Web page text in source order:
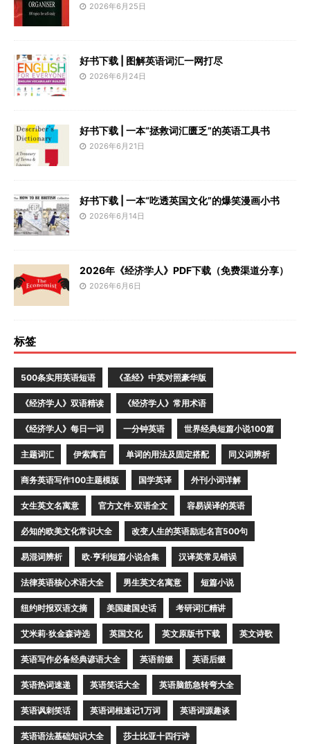
2026年6月25日
好书下载 | 图解英语词汇一网打尽
2026年6月24日
好书下载 | 一本“拯救词汇匮乏”的英语工具书
2026年6月21日
好书下载 | 一本“吃透英国文化”的爆笑漫画小书
2026年6月14日
2026年《经济学人》PDF下载（免费渠道分享）
2026年6月6日
标签
500条实用英语短语 《圣经》中英对照豪华版
《经济学人》双语精读 《经济学人》常用术语
《经济学人》每日一词 一分钟英语 世界经典短篇小说100篇
主题词汇 伊索寓言 单词的用法及固定搭配 同义词辨析
商务英语写作100主题模版 国学英译 外刊小词详解
女生英文名寓意 官方文件·双语全文 容易误译的英语
必知的欧美文化常识大全 改变人生的英语励志名言500句
易混词辨析 欧·亨利短篇小说合集 汉译英常见错误
法律英语核心术语大全 男生英文名寓意 短篇小说
纽约时报双语文摘 美国建国史话 考研词汇精讲
艾米莉·狄金森诗选 英国文化 英文原版书下载 英文诗歌
英语写作必备经典谚语大全 英语前缀 英语后缀
英语热词速递 英语笑话大全 英语脑筋急转弯大全
英语讽刺笑话 英语词根速记1万词 英语词源趣谈
英语语法基础知识大全 莎士比亚十四行诗